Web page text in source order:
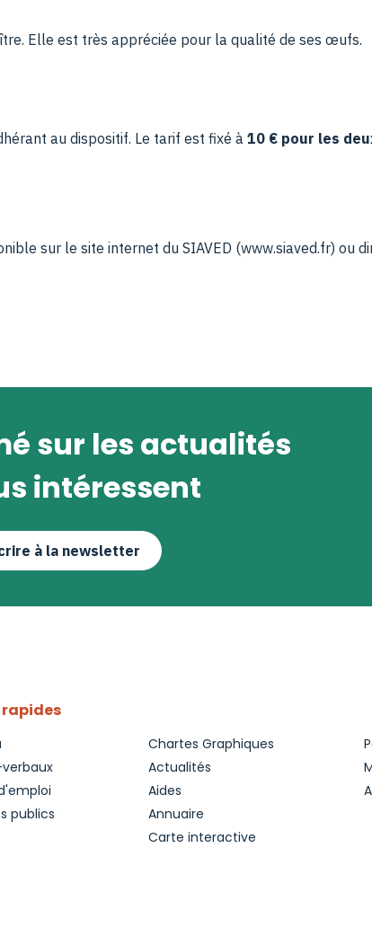
Elle est très appréciée pour la qualité de ses œufs.
au dispositif. Le tarif est fixé à10 € pour les
sur le site internet du SIAVED (www.siaved.fr) ou
sur les actualités
intéressent
à la newsletter
rapides
Chartes Graphiques
Actualités
Aides
publics
Annuaire
Carte interactive